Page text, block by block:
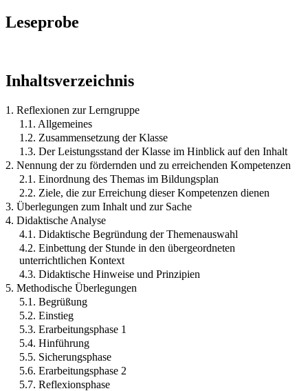
Leseprobe
Inhaltsverzeichnis
1. Reflexionen zur Lerngruppe
1.1. Allgemeines
1.2. Zusammensetzung der Klasse
1.3. Der Leistungsstand der Klasse im Hinblick auf den Inhalt
2. Nennung der zu fördernden und zu erreichenden Kompetenzen
2.1. Einordnung des Themas im Bildungsplan
2.2. Ziele, die zur Erreichung dieser Kompetenzen dienen
3. Überlegungen zum Inhalt und zur Sache
4. Didaktische Analyse
4.1. Didaktische Begründung der Themenauswahl
4.2. Einbettung der Stunde in den übergeordneten
unterrichtlichen Kontext
4.3. Didaktische Hinweise und Prinzipien
5. Methodische Überlegungen
5.1. Begrüßung
5.2. Einstieg
5.3. Erarbeitungsphase 1
5.4. Hinführung
5.5. Sicherungsphase
5.6. Erarbeitungsphase 2
5.7. Reflexionsphase